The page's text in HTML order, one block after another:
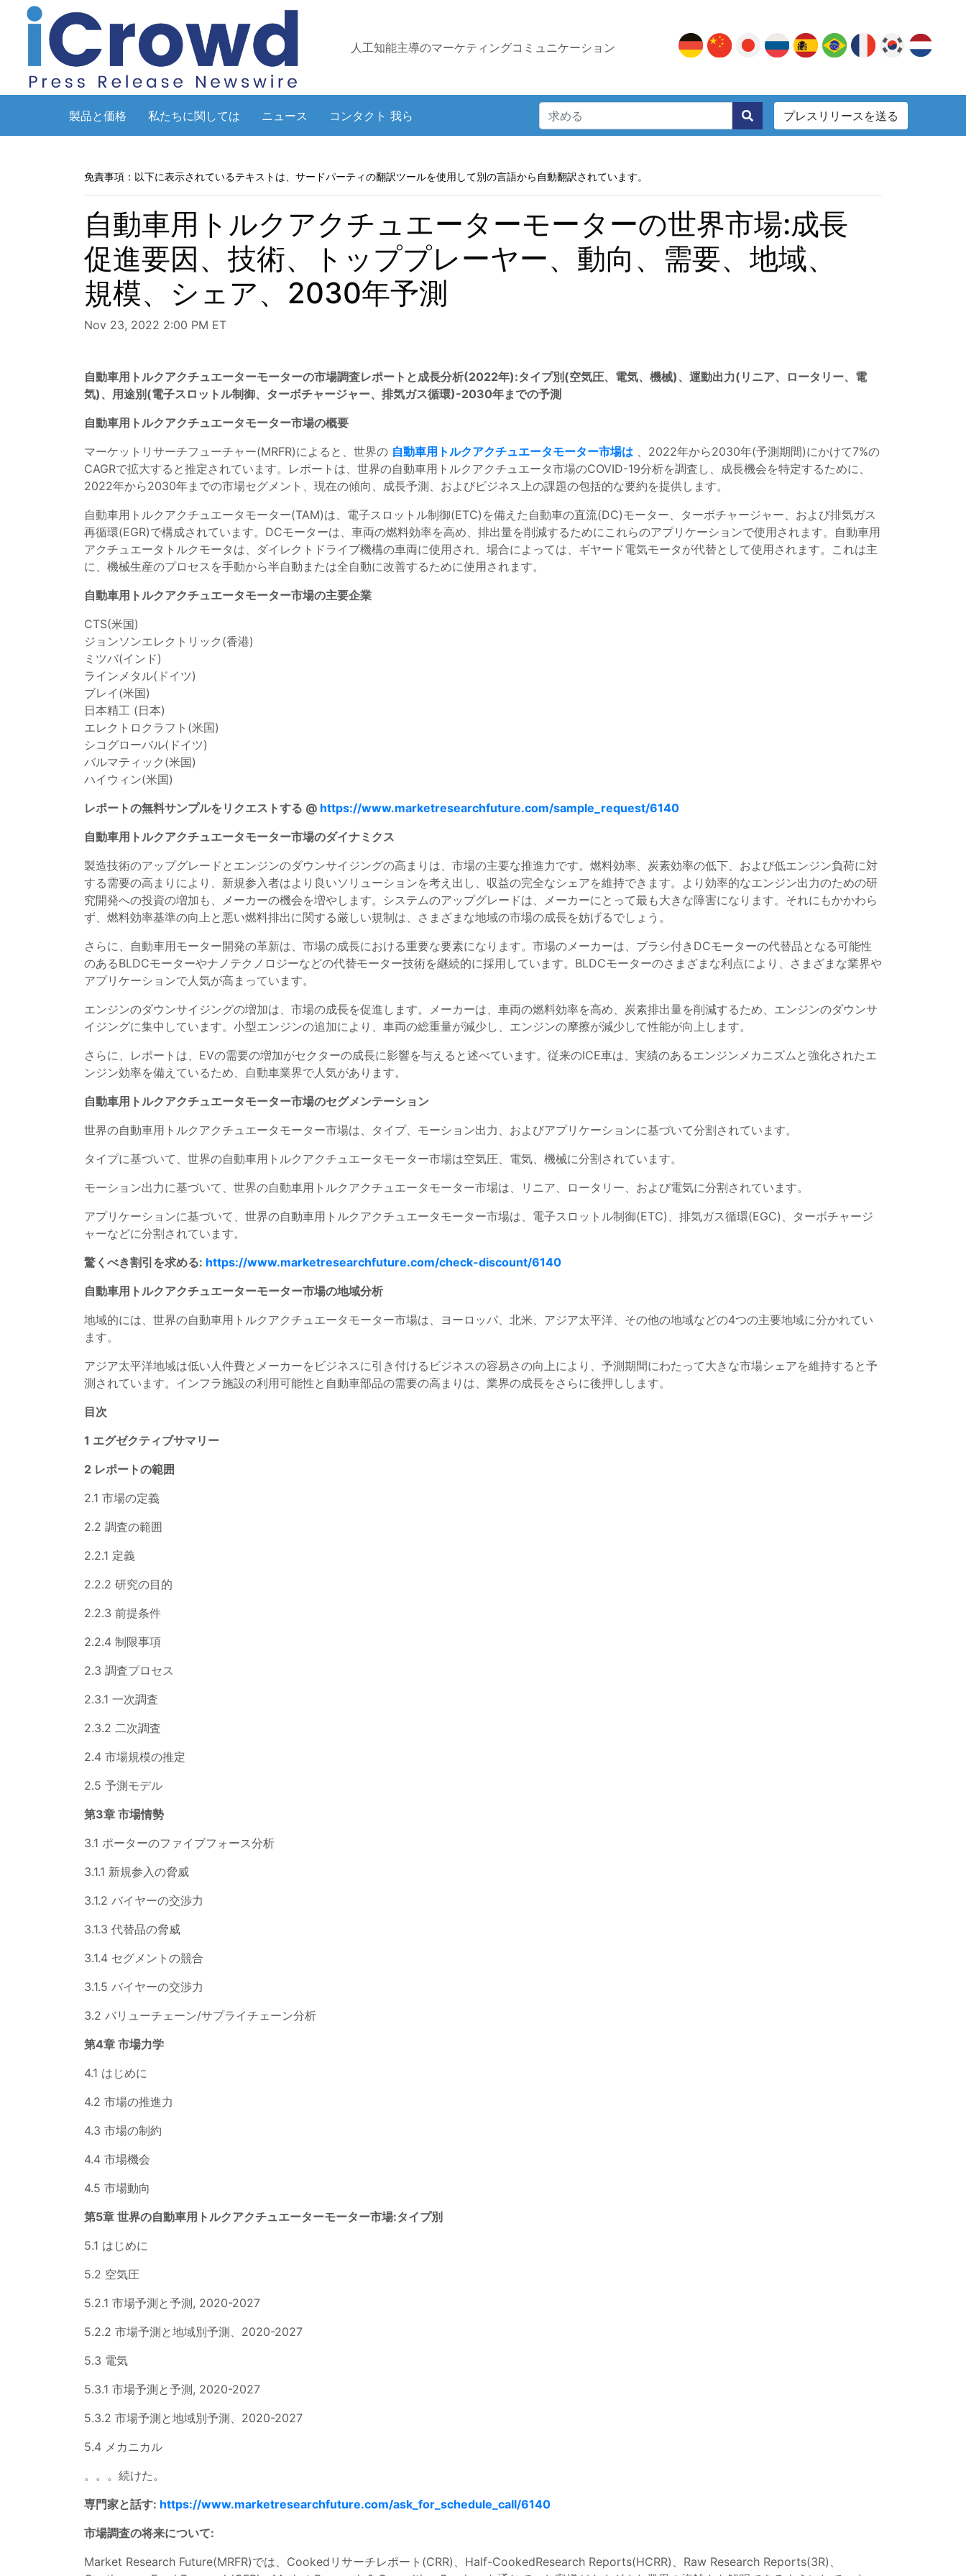
人工知能主導のマーケティングコミュニケーション
製品と価格 私たちに関しては ニュース コンタクト 我ら プレスリリースを送る
免責事項：以下に表示されているテキストは、サードパーティの翻訳ツールを使用して別の言語から自動翻訳されています。
自動車用トルクアクチュエーターモーターの世界市場:成長
促進要因、技術、トッププレーヤー、動向、需要、地域、
規模、シェア、2030年予測
Nov 23, 2022 2:00 PM ET
自動車用トルクアクチュエーターモーターの市場調査レポートと成長分析(2022年):タイプ別(空気圧、電気、機械)、運動出力(リニア、ロータリー、電
気)、用途別(電子スロットル制御、ターボチャージャー、排気ガス循環)-2030年までの予測
自動車用トルクアクチュエータモーター市場の概要
マーケットリサーチフューチャー(MRFR)によると、世界の 自動車用トルクアクチュエータモーター市場は 、2022年から2030年(予測期間)にかけて7%の
CAGRで拡大すると推定されています。レポートは、世界の自動車用トルクアクチュエータ市場のCOVID-19分析を調査し、成長機会を特定するために、
2022年から2030年までの市場セグメント、現在の傾向、成長予測、およびビジネス上の課題の包括的な要約を提供します。
自動車用トルクアクチュエータモーター(TAM)は、電子スロットル制御(ETC)を備えた自動車の直流(DC)モーター、ターボチャージャー、および排気ガス
再循環(EGR)で構成されています。DCモーターは、車両の燃料効率を高め、排出量を削減するためにこれらのアプリケーションで使用されます。自動車用
アクチュエータトルクモータは、ダイレクトドライブ機構の車両に使用され、場合によっては、ギヤード電気モータが代替として使用されます。これは主
に、機械生産のプロセスを手動から半自動または全自動に改善するために使用されます。
自動車用トルクアクチュエータモーター市場の主要企業
CTS(米国)
ジョンソンエレクトリック(香港)
ミツバ(インド)
ラインメタル(ドイツ)
ブレイ(米国)
日本精工 (日本)
エレクトロクラフト(米国)
シコグローバル(ドイツ)
バルマティック(米国)
ハイウィン(米国)
レポートの無料サンプルをリクエストする @ https://www.marketresearchfuture.com/sample_request/6140
自動車用トルクアクチュエータモーター市場のダイナミクス
製造技術のアップグレードとエンジンのダウンサイジングの高まりは、市場の主要な推進力です。燃料効率、炭素効率の低下、および低エンジン負荷に対
する需要の高まりにより、新規参入者はより良いソリューションを考え出し、収益の完全なシェアを維持できます。より効率的なエンジン出力のための研
究開発への投資の増加も、メーカーの機会を増やします。システムのアップグレードは、メーカーにとって最も大きな障害になります。それにもかかわら
ず、燃料効率基準の向上と悪い燃料排出に関する厳しい規制は、さまざまな地域の市場の成長を妨げるでしょう。
さらに、自動車用モーター開発の革新は、市場の成長における重要な要素になります。市場のメーカーは、ブラシ付きDCモーターの代替品となる可能性
のあるBLDCモーターやナノテクノロジーなどの代替モーター技術を継続的に採用しています。BLDCモーターのさまざまな利点により、さまざまな業界や
アプリケーションで人気が高まっています。
エンジンのダウンサイジングの増加は、市場の成長を促進します。メーカーは、車両の燃料効率を高め、炭素排出量を削減するため、エンジンのダウンサ
イジングに集中しています。小型エンジンの追加により、車両の総重量が減少し、エンジンの摩擦が減少して性能が向上します。
さらに、レポートは、EVの需要の増加がセクターの成長に影響を与えると述べています。従来のICE車は、実績のあるエンジンメカニズムと強化されたエ
ンジン効率を備えているため、自動車業界で人気があります。
自動車用トルクアクチュエータモーター市場のセグメンテーション
世界の自動車用トルクアクチュエータモーター市場は、タイプ、モーション出力、およびアプリケーションに基づいて分割されています。
タイプに基づいて、世界の自動車用トルクアクチュエータモーター市場は空気圧、電気、機械に分割されています。
モーション出力に基づいて、世界の自動車用トルクアクチュエータモーター市場は、リニア、ロータリー、および電気に分割されています。
アプリケーションに基づいて、世界の自動車用トルクアクチュエータモーター市場は、電子スロットル制御(ETC)、排気ガス循環(EGC)、ターボチャージ
ャーなどに分割されています。
驚くべき割引を求める: https://www.marketresearchfuture.com/check-discount/6140
自動車用トルクアクチュエーターモーター市場の地域分析
地域的には、世界の自動車用トルクアクチュエータモーター市場は、ヨーロッパ、北米、アジア太平洋、その他の地域などの4つの主要地域に分かれてい
ます。
アジア太平洋地域は低い人件費とメーカーをビジネスに引き付けるビジネスの容易さの向上により、予測期間にわたって大きな市場シェアを維持すると予
測されています。インフラ施設の利用可能性と自動車部品の需要の高まりは、業界の成長をさらに後押しします。
目次
1 エグゼクティブサマリー
2 レポートの範囲
2.1 市場の定義
2.2 調査の範囲
2.2.1 定義
2.2.2 研究の目的
2.2.3 前提条件
2.2.4 制限事項
2.3 調査プロセス
2.3.1 一次調査
2.3.2 二次調査
2.4 市場規模の推定
2.5 予測モデル
第3章 市場情勢
3.1 ポーターのファイブフォース分析
3.1.1 新規参入の脅威
3.1.2 バイヤーの交渉力
3.1.3 代替品の脅威
3.1.4 セグメントの競合
3.1.5 バイヤーの交渉力
3.2 バリューチェーン/サプライチェーン分析
第4章 市場力学
4.1 はじめに
4.2 市場の推進力
4.3 市場の制約
4.4 市場機会
4.5 市場動向
第5章 世界の自動車用トルクアクチュエーターモーター市場:タイプ別
5.1 はじめに
5.2 空気圧
5.2.1 市場予測と予測, 2020-2027
5.2.2 市場予測と地域別予測、2020-2027
5.3 電気
5.3.1 市場予測と予測, 2020-2027
5.3.2 市場予測と地域別予測、2020-2027
5.4 メカニカル
。。。続けた。
専門家と話す: https://www.marketresearchfuture.com/ask_for_schedule_call/6140
市場調査の将来について:
Market Research Future(MRFR)では、Cookedリサーチレポート(CRR)、Half-CookedResearch Reports(HCRR)、Raw Research Reports(3R)、